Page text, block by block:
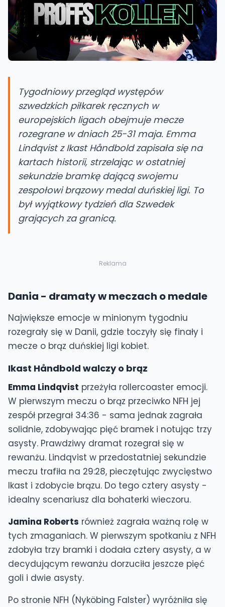
Tygodniowy przegląd występów
szwedzkich piłkarek ręcznych w
europejskich ligach obejmuje mecze
rozegrane w dniach 25-31 maja. Emma
Lindqvist z Ikast Håndbold zapisała się na
kartach historii, strzelając w ostatniej
sekundzie bramkę dającą swojemu
zespołowi brązowy medal duńskiej ligi. To
był wyjątkowy tydzień dla Szwedek
grających za granicą.
Reklama
Dania - dramaty w meczach o medale
Największe emocje w minionym tygodniu
rozegrały się w Danii, gdzie toczyły się finały i
mecze o brąz duńskiej ligi kobiet.
Ikast Håndbold walczy o brąz
Emma Lindqvist przeżyła rollercoaster emocji.
W pierwszym meczu o brąz przeciwko NFH jej
zespół przegrał 34:36 - sama jednak zagrała
solidnie, zdobywając pięć bramek i notując trzy
asysty. Prawdziwy dramat rozegrał się w
rewanżu. Lindqvist w przedostatniej sekundzie
meczu trafiła na 29:28, pieczętując zwycięstwo
Ikast i zdobycie brązu. Do tego cztery asysty -
idealny scenariusz dla bohaterki wieczoru.
Jamina Roberts również zagrała ważną rolę w
tych zmaganiach. W pierwszym spotkaniu z NFH
zdobyła trzy bramki i dodała cztery asysty, a w
decydującym rewanżu dorzuciła jeszcze pięć
goli i dwie asysty.
Po stronie NFH (Nyköbing Falster) wyróżniła się